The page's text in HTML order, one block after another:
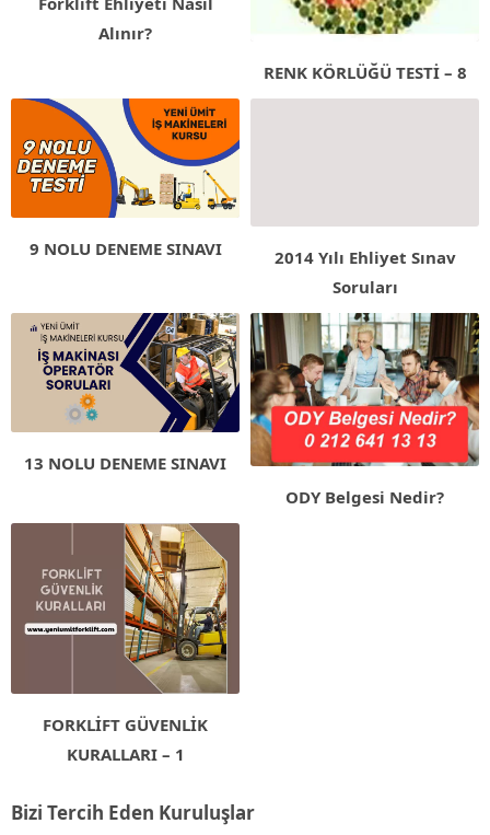
Alınır?
RENK KÖRLÜĞÜ TESTİ – 8
9 NOLU DENEME SINAVI
2014 Yılı Ehliyet Sınav
Soruları
13 NOLU DENEME SINAVI
ODY Belgesi Nedir?
FORKLİFT GÜVENLİK
KURALLARI – 1
Bizi Tercih Eden Kuruluşlar